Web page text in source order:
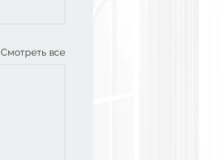
Смотреть все